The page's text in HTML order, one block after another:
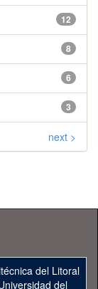
12
8
6
3
next >
del Litoral
del